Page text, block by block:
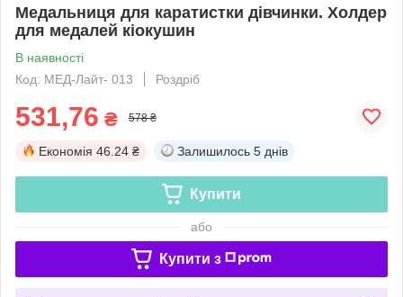
Медальниця для каратистки дівчинки. Холдер
для медалей кіокушин
В наявності
Код: МЕД-Лайт- 013
Роздріб
531,76 ₴ 578 ₴
Економія 46.24 ₴ Залишилось 5 днів
Купити
або
Купити з